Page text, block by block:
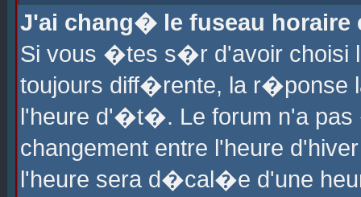
J'ai chang� le fuseau horaire
Si vous �tes s�r d'avoir choisi
toujours diff�rente, la r�ponse
l'heure d'�t�. Le forum n'a
changement entre l'heure
l'heure sera d�cal�e d'une